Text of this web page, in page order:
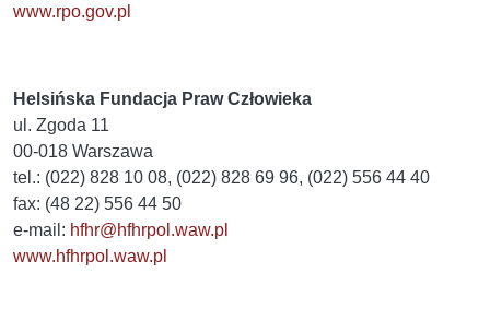
www.rpo.gov.pl
Helsińska Fundacja Praw Człowieka
ul. Zgoda 11
00-018 Warszawa
tel.: (022) 828 10 08, (022) 828 69 96, (022) 556 44 40
fax: (48 22) 556 44 50
e-mail: hfhr@hfhrpol.waw.pl
www.hfhrpol.waw.pl